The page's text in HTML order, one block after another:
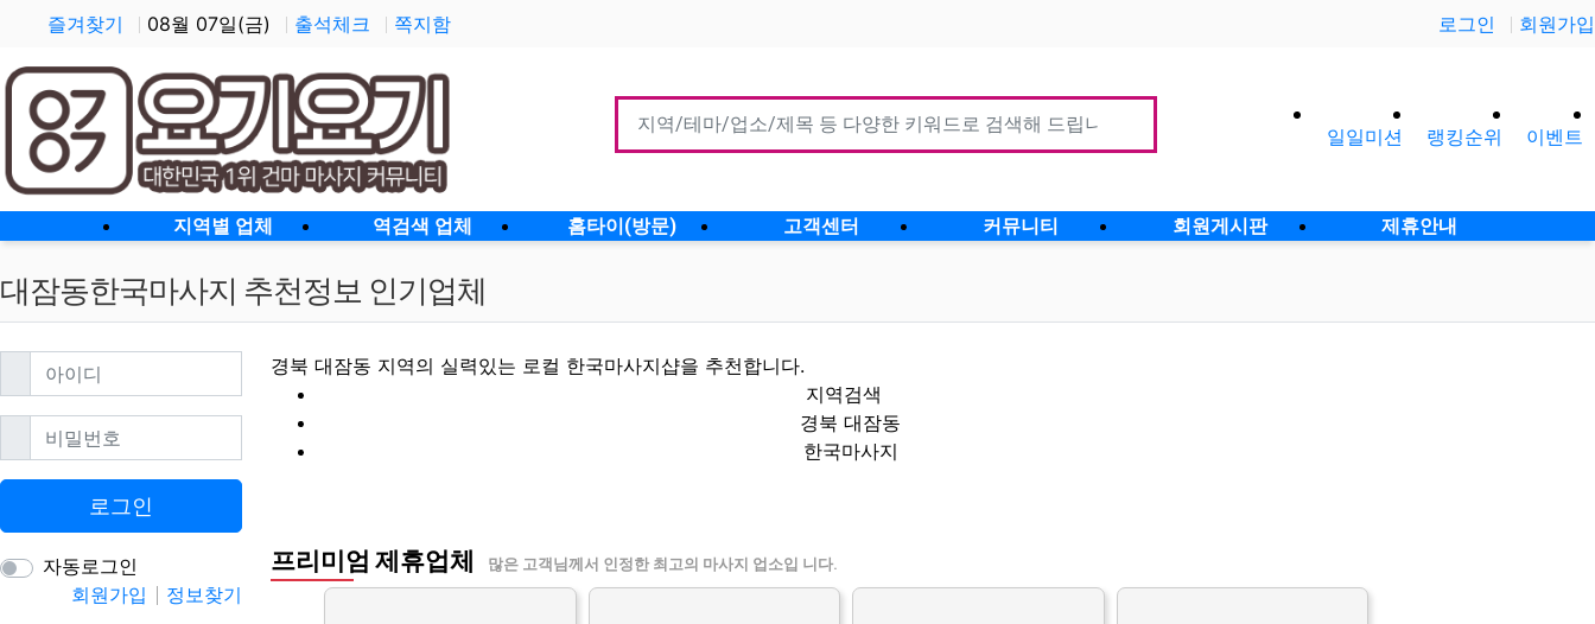
즐겨찾기 08월 07일(금) 출석체크 쪽지함 로그인 회원가입
일일미션 랭킹순위 이벤트
지역별 업체 역검색 업체 홈타이(방문) 고객센터 커뮤니티 회원게시판 제휴안내
대잠동한국마사지 추천정보 인기업체
경북 대잠동 지역의 실력있는 로컬 한국마사지샵을 추천합니다.
지역검색
경북 대잠동
한국마사지
프리미엄 제휴업체 많은 고객님께서 인정한 최고의 마사지 업소입 니다.
아이디필수
비밀번호필수
로그인
자동로그인
회원가입
정보찾기